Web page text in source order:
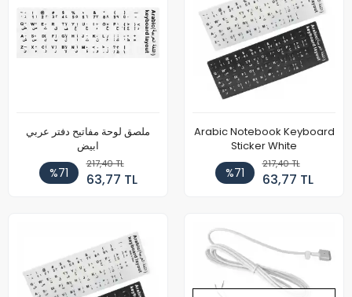
ملصق لوحة مفاتيح دفتر عربي
ابيض
%71
217,40 TL
63,77 TL
Arabic Notebook Keyboard
Sticker White
%71
217,40 TL
63,77 TL